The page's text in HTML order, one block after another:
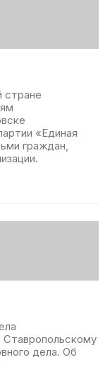
стране
«Единая
граждан,
дела. Об